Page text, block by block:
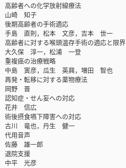
高齢者への化学放射線療法
山崎 知子
後期高齢者の手術適応
手島 直則，松本 文彦，吉本 世一
高齢者に対する喉頭温存手術の適応と限界
大久保 淳一，松浦 一登
重複癌の治療戦略
中島 寅彦，瓜生 英興，増田 智也
再発・転移に対する薬物療法
岡野 晋
認知症・せん妄への対応
花井 信広
術後摂食嚥下障害への対応
古川 竜也，丹生 健一
代用音声
佐藤 雄一郎
退院支援
中平 光彦